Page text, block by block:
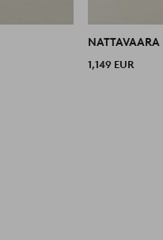
NATTAVAARA
1,149 EUR